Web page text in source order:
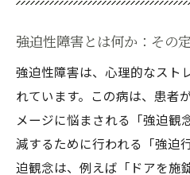
専門医の選び方と診
サポートグループ
家族や友人への病
強迫性障害と共に
構え
強迫性障害とは何か：その
強迫性障害は、心理的なスト
れています。この病は、患者
メージに悩まされる「強迫観
減するために行われる「強迫
迫観念は、例えば「ドアを施